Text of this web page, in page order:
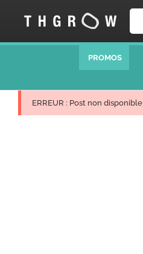
PROMOS
ERREUR : Post non disponible